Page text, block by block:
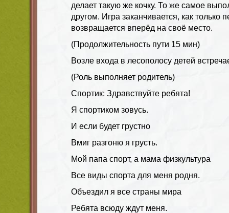
делает такую же кочку. То же самое
другом. Игра заканчивается, как только
возвращается вперёд на своё место.
(Продолжительность пути 15 мин)
Возле входа в лесополосу детей
(Роль выполняет родитель)
Спортик: Здравствуйте ребята!
Я спортиком зовусь.
И если будет грустно
Вмиг разгоню я грусть.
Мой папа спорт, а мама физкультура
Все виды спорта для меня родня.
Объездил я все страны мира
Ребята всюду ждут меня.